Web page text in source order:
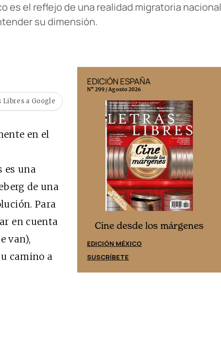
es el reflejo de una realidad migratoria nacional
su dimensión.
a Google
en el
es una
de una
Para
en cuenta
van),
camino a
márgenes
EDICIÓN ESPAÑA
N° 299 / Agosto 2026
Cine desde los márgenes
EDICIÓN MÉXICO
SUSCRÍBETE